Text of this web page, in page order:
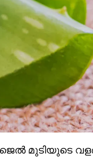
മുടിയുടെ